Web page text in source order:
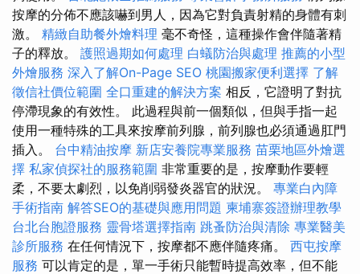
按摩的分佈不應該嚇到男人，因為它對負責射精的身體有刺
激。 精緻自助餐外燴料理 毫不奇怪，這種操作會伴隨著精
子的釋放。 護照過期如何處理 白蟻防治與處理 推薦的小型
外燴服務 深入了解On-Page SEO 桃園搬家便利選擇 了解
徵信社價位範圍 全口重建的解決方案 相反，它證明了對抗
停滯現象的有效性。 此過程與前一個類似，但與手指一起
使用一種特殊的工具來按摩前列腺，前列腺也必須通過肛門
插入。 台中精油按摩 新店安養院專業服務 苗栗地區外燴選
擇 私家偵探社的服務範圍 非常重要的是，按摩動作要輕
柔，不要太劇烈，以免削弱發炎器官的狀況。 專業白內障
手術指南 解答SEO的基礎與應用問題 柬埔寨簽證辦理教學
台北台胞證服務 靈骨塔選擇指南 跳蚤防治與清除 專業醫美
診所服務 在任何情況下，按摩都不應伴隨疼痛。 西屯按摩
服務 可以肯定的是，單一手術只能暫時提高效率，但不能